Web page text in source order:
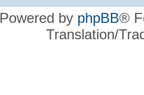
Powered by phpBB®
Translation/